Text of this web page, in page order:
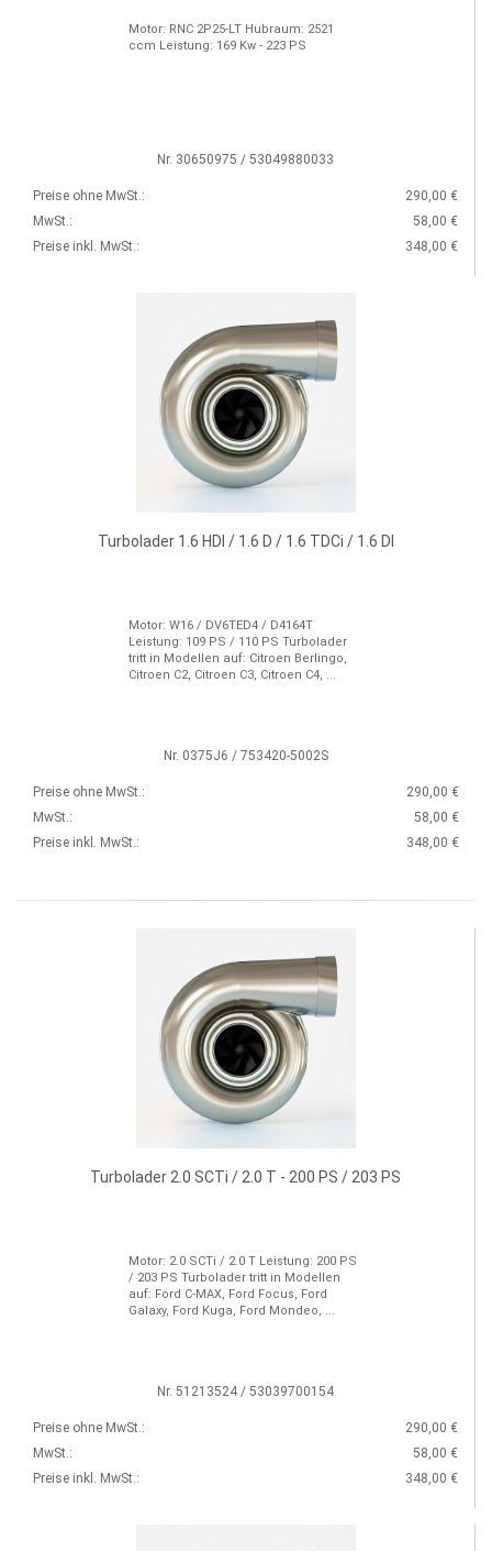
Motor: RNC 2P25-LT Hubraum: 2521
ccm Leistung: 169 Kw - 223 PS
Nr. 30650975 / 53049880033
Preise ohne MwSt.:
290,00 €
MwSt.:
58,00 €
Preise inkl. MwSt.:
348,00 €
Turbolader 1.6 HDI / 1.6 D / 1.6 TDCi / 1.6 DI
Motor: W16 / DV6TED4 / D4164T
Leistung: 109 PS / 110 PS Turbolader
tritt in Modellen auf: Citroen Berlingo,
Citroen C2, Citroen C3, Citroen C4, ...
Nr. 0375J6 / 753420-5002S
Preise ohne MwSt.:
290,00 €
MwSt.:
58,00 €
Preise inkl. MwSt.:
348,00 €
Turbolader 2.0 SCTi / 2.0 T - 200 PS / 203 PS
Motor: 2.0 SCTi / 2.0 T Leistung: 200 PS
/ 203 PS Turbolader tritt in Modellen
auf: Ford C-MAX, Ford Focus, Ford
Galaxy, Ford Kuga, Ford Mondeo, ...
Nr. 51213524 / 53039700154
Preise ohne MwSt.:
290,00 €
MwSt.:
58,00 €
Preise inkl. MwSt.:
348,00 €